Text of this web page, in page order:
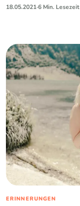
18.05.2021·6 Min. Lesezeit
ERINNERUNGEN